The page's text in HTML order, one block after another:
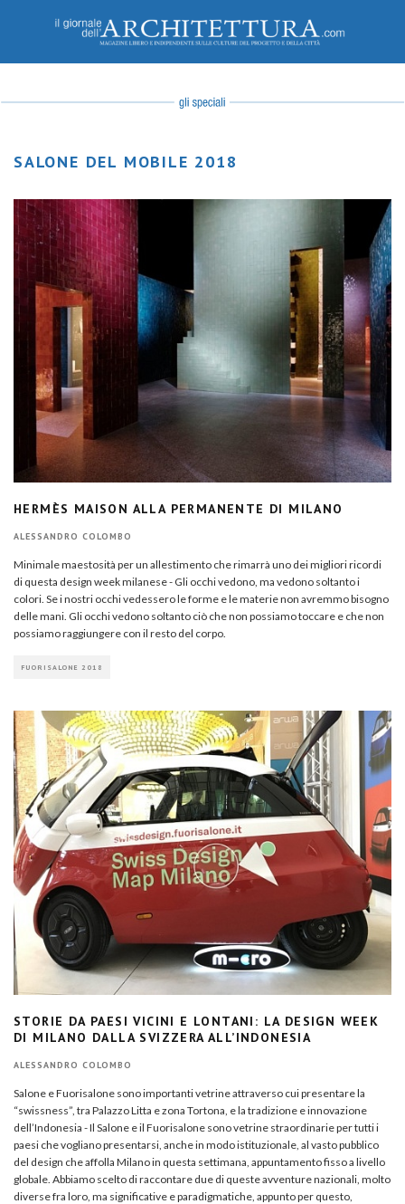
SALONE DEL MOBILE 2018
HERMÈS MAISON ALLA PERMANENTE DI MILANO
ALESSANDRO COLOMBO
Minimale maestosità per un allestimento che rimarrà uno dei migliori ricordi
di questa design week milanese - Gli occhi vedono, ma vedono soltanto i
colori. Se i nostri occhi vedessero le forme e le materie non avremmo bisogno
delle mani. Gli occhi vedono soltanto ciò che non possiamo toccare e che non
possiamo raggiungere con il resto del corpo.
FUORISALONE 2018
STORIE DA PAESI VICINI E LONTANI: LA DESIGN WEEK
DI MILANO DALLA SVIZZERA ALL’INDONESIA
ALESSANDRO COLOMBO
Salone e Fuorisalone sono importanti vetrine attraverso cui presentare la
“swissness”, tra Palazzo Litta e zona Tortona, e la tradizione e innovazione
dell’Indonesia - Il Salone e il Fuorisalone sono vetrine straordinarie per tutti i
paesi che vogliano presentarsi, anche in modo istituzionale, al vasto pubblico
del design che affolla Milano in questa settimana, appuntamento fisso a livello
globale. Abbiamo scelto di raccontare due di queste avventure nazionali, molto
diverse fra loro, ma significative e paradigmatiche, appunto per questo,